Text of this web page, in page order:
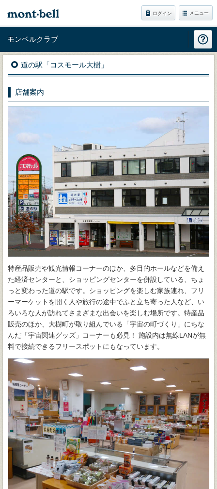
ログイン メニュー
モンベルクラブ
道の駅「コスモール大樹」
店舗案内
特産品販売や観光情報コーナーのほか、多目的ホールなどを備え
た経済センターと、ショッピングセンターを併設している、ちょ
っと変わった道の駅です。ショッピングを楽しむ家族連れ、フリ
ーマーケットを開く人や旅行の途中でふと立ち寄った人など、い
ろいろな人が訪れてさまざまな出会いを楽しむ場所です。特産品
販売のほか、大樹町が取り組んでいる「宇宙の町づくり」にちな
んだ「宇宙関連グッズ」コーナーも必見！ 施設内は無線LANが無
料で接続できるフリースポットにもなっています。